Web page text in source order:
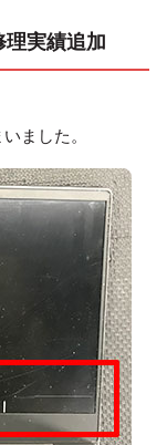
実績追加
ました。